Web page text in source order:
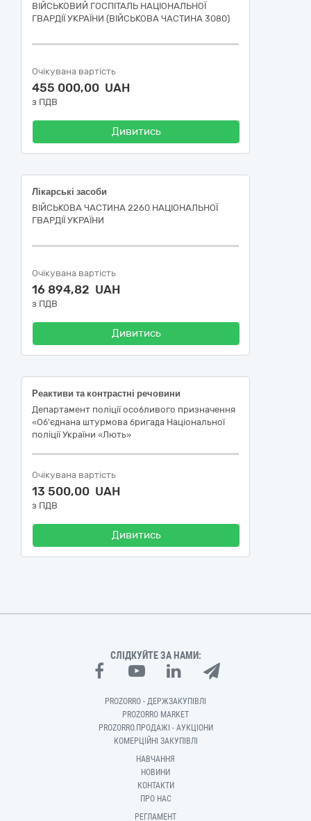
ВІЙСЬКОВИЙ ГОСПІТАЛЬ НАЦІОНАЛЬНОЇ
ГВАРДІЇ УКРАЇНИ (ВІЙСЬКОВА ЧАСТИНА 3080)
Очікувана вартість
455 000,00 UAH
з ПДВ
Дивитись
Лікарські засоби
ВІЙСЬКОВА ЧАСТИНА 2260 НАЦІОНАЛЬНОЇ
ГВАРДІЇ УКРАЇНИ
Очікувана вартість
16 894,82 UAH
з ПДВ
Дивитись
Реактиви та контрастні речовини
Департамент поліції особливого призначення
«Об'єднана штурмова бригада Національної
поліції України «Лють»
Очікувана вартість
13 500,00 UAH
з ПДВ
Дивитись
СЛІДКУЙТЕ ЗА НАМИ:
PROZORRO - ДЕРЖЗАКУПІВЛІ
PROZORRO MARKET
PROZORRO.ПРОДАЖІ - АУКЦІОНИ
КОМЕРЦІЙНІ ЗАКУПІВЛІ
НАВЧАННЯ
НОВИНИ
КОНТАКТИ
ПРО НАС
РЕГЛАМЕНТ